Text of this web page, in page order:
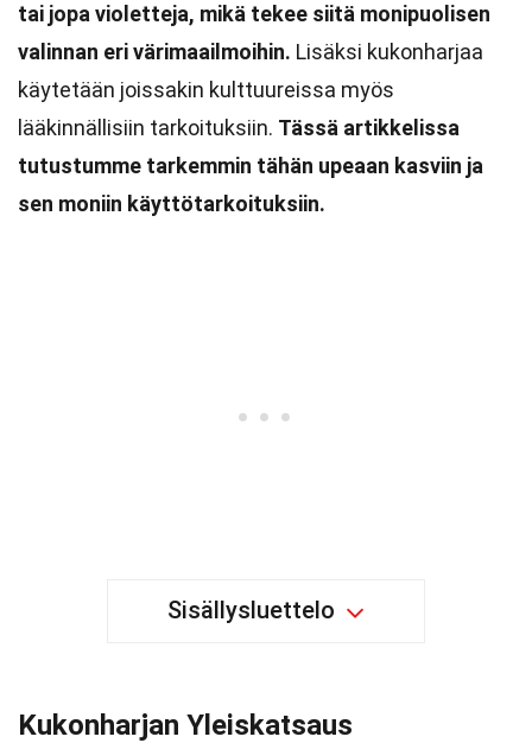
tai jopa violetteja, mikä tekee siitä monipuolisen
valinnan eri värimaailmoihin. Lisäksi kukonharjaa
käytetään joissakin kulttuureissa myös
lääkinnällisiin tarkoituksiin. Tässä artikkelissa
tutustumme tarkemmin tähän upeaan kasviin ja
sen moniin käyttötarkoituksiin.
Sisällysluettelo
Kukonharjan Yleiskatsaus